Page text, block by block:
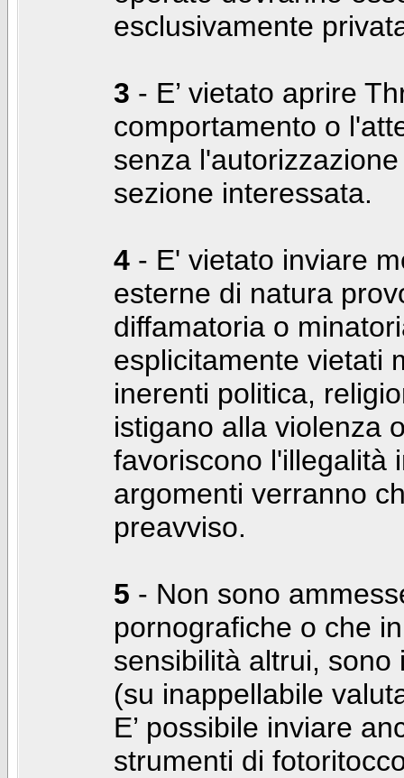
esclusivamente
3 - E’ vietato aprire
comportamento o
senza
sezione interessata.
4 - E' vietato inviare
esterne di natura
diffamatoria o
esplicitamente vietati
inerenti politica,
istigano alla violenza
favoriscono l'illegalità
argomenti verranno
preavviso.
5 - Non sono
pornografiche o che
sensibilità altrui,
(su inappellabile
E’ possibile inviare
strumenti di